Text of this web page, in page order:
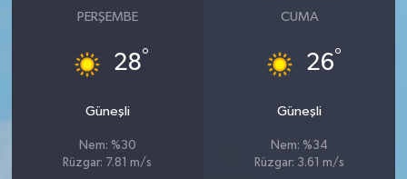
PERŞEMBE
28°
Güneşli
Nem: %30
Rüzgar: 7.81 m/s
CUMA
26°
Güneşli
Nem: %34
Rüzgar: 3.61 m/s